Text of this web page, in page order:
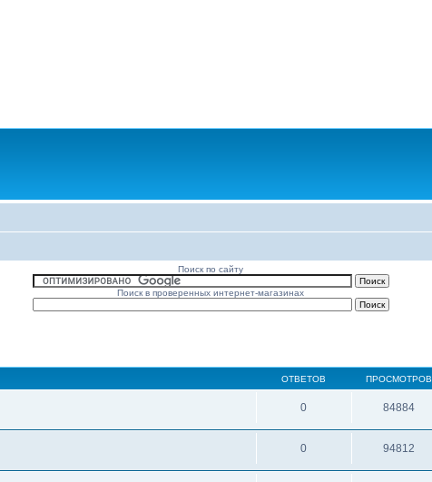
Поиск по сайту
Поиск в проверенных интернет-магазинах
ОТВЕТОВ ПРОСМОТРОВ
0 84884
0 94812